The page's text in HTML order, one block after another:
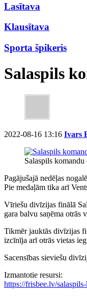
Lasītava
Klausītava
Sporta špikeris
Salaspils
2022-08-16 13:16 Ivars
Salaspils
Pagājušajā nedēļas
Pie medaļām tika arī
Vīriešu divīzijas finālā
gara balvu saņēma otrās
Tikmēr jauktās divīzijas
izcīnīja arī otrās vietas
Sacensības sieviešu
Izmantotie resursi:
https://frisbee.lv/